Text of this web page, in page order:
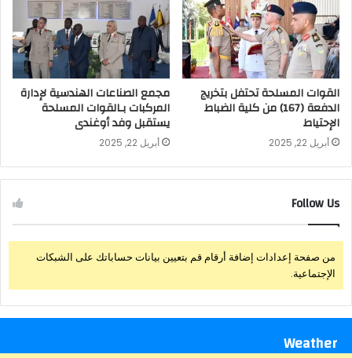
القوات المسلحة تحتفل بتخريج
الدفعة (167) من كلية الضباط
الإحتياط
أبريل 22, 2025
مجمع الصناعات الهندسية لإدارة
المركبات بـالقوات المسلحة
يستقبل وفد أوغندى
أبريل 22, 2025
Follow Us
من صفحة إعدادات إضافة أرقام قم بتعيين بيانات حساباتك على الشبكات
الإجتماعية.
Weather